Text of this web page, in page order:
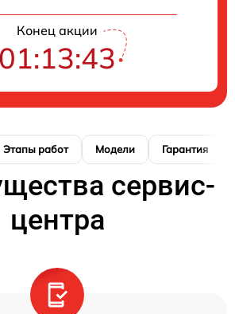
Конец акции
01:13:42
Этапы работ Модели Гарантия
сервис-
центра